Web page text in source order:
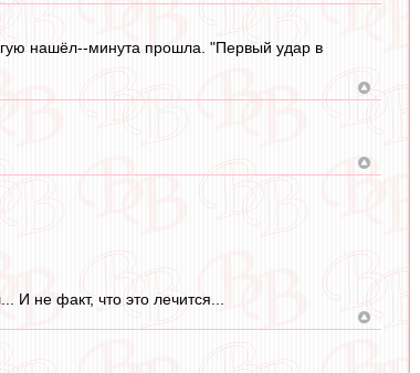
нашёл--минута прошла. "Первый удар в
И не факт, что это лечится...